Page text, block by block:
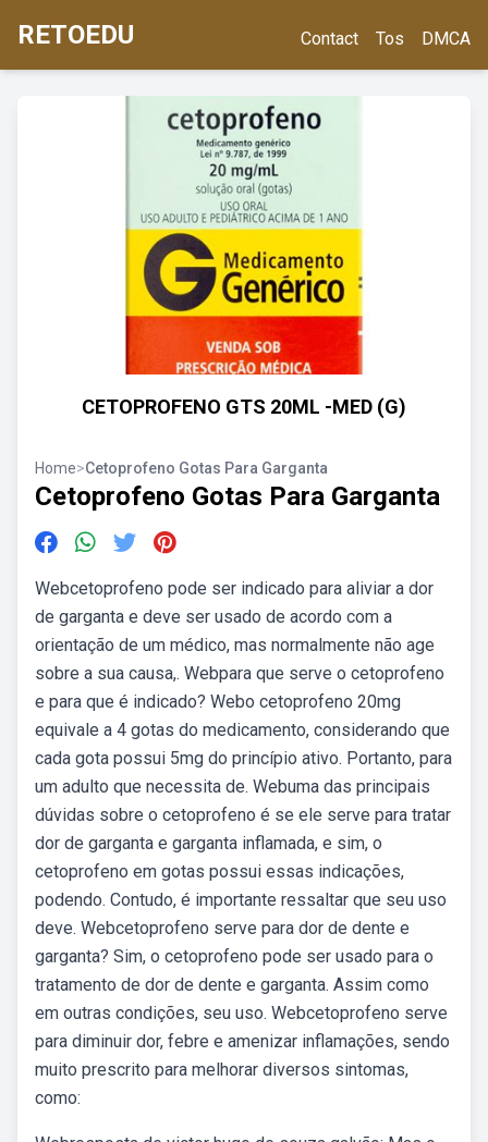
RETOEDU Contact Tos DMCA
CETOPROFENO GTS 20ML -MED (G)
Home>Cetoprofeno Gotas Para Garganta
Cetoprofeno Gotas Para Garganta
Webcetoprofeno pode ser indicado para aliviar a dor
de garganta e deve ser usado de acordo com a
orientação de um médico, mas normalmente não age
sobre a sua causa,. Webpara que serve o cetoprofeno
e para que é indicado? Webo cetoprofeno 20mg
equivale a 4 gotas do medicamento, considerando que
cada gota possui 5mg do princípio ativo. Portanto, para
um adulto que necessita de. Webuma das principais
dúvidas sobre o cetoprofeno é se ele serve para tratar
dor de garganta e garganta inflamada, e sim, o
cetoprofeno em gotas possui essas indicações,
podendo. Contudo, é importante ressaltar que seu uso
deve. Webcetoprofeno serve para dor de dente e
garganta? Sim, o cetoprofeno pode ser usado para o
tratamento de dor de dente e garganta. Assim como
em outras condições, seu uso. Webcetoprofeno serve
para diminuir dor, febre e amenizar inflamações, sendo
muito prescrito para melhorar diversos sintomas,
como: